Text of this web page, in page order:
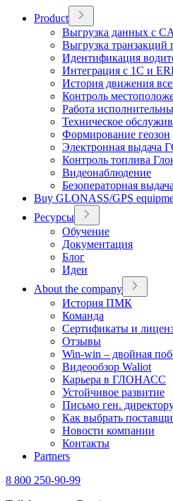
Product
Выгрузка данных с
Выгрузка
Идентификация
Интеграция с 1С и
История движения
Контроль
Работа
Техническое
Формирование геозон
Электронная выдача
Контроль топлива
Видеонаблюдение
Безоператорная
Buy GLONASS/GPS
Ресурсы
Обучение
Документация
Блог
Идеи
About the company
История ПМК
Команда
Сертификаты и
Отзывы
Win-win – двойная
Видеообзор Waliot
Карьера в ГЛОНАСС
Устойчивое развитие
Письмо ген.
Как выбрать
Новости компании
Контакты
Partners
8 800 250-90-99